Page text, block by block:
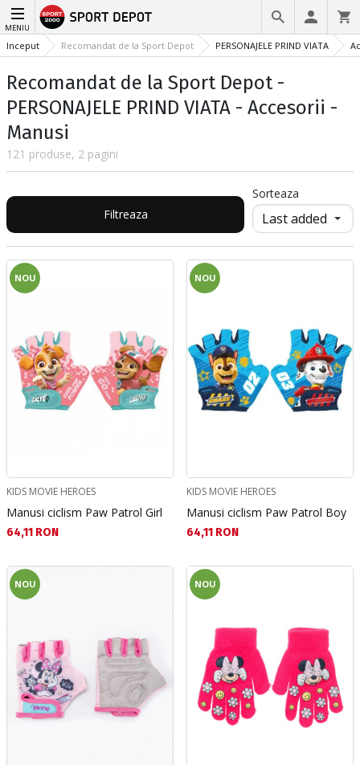
MENIU
Inceput Recomandat de la Sport Depot PERSONAJELE PRIND VIATA
Recomandat de la Sport Depot -
PERSONAJELE PRIND VIATA - Accesorii -
Manusi
121 produse, 2 pagini
Filtreaza
Sorteaza
NOU
KIDS MOVIE HEROES
Manusi ciclism Paw Patrol Girl
Текуща цена:
64,11 RON
NOU
KIDS MOVIE HEROES
Manusi ciclism Paw Patrol Boy
Текуща цена:
64,11 RON
NOU NOU